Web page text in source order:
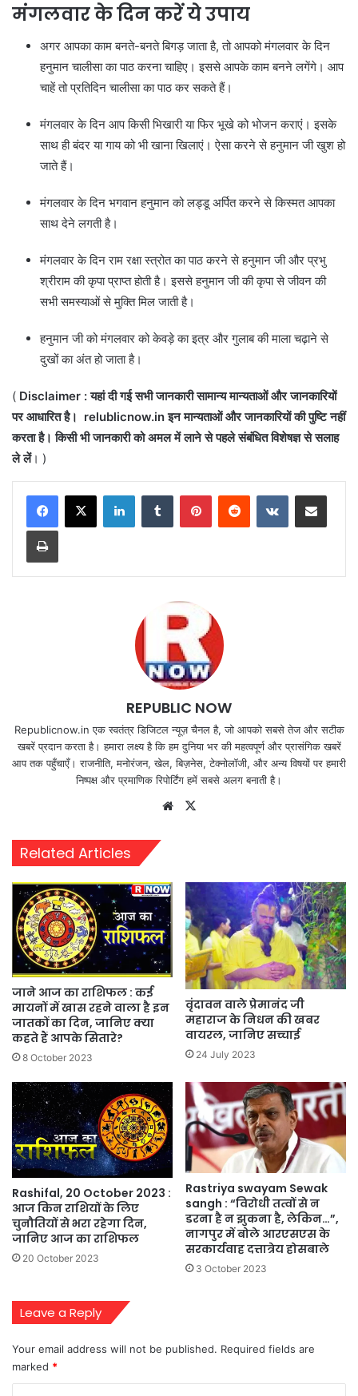
मंगलवार के दिन करें ये उपाय
अगर आपका काम बनते-बनते बिगड़ जाता है, तो आपको मंगलवार के दिन
हनुमान चालीसा का पाठ करना चाहिए। इससे आपके काम बनने लगेंगे। आप
चाहें तो प्रतिदिन चालीसा का पाठ कर सकते हैं।
मंगलवार के दिन आप किसी भिखारी या फिर भूखे को भोजन कराएं। इसके
साथ ही बंदर या गाय को भी खाना खिलाएं। ऐसा करने से हनुमान जी खुश हो
जाते हैं।
मंगलवार के दिन भगवान हनुमान को लड्डू अर्पित करने से किस्मत आपका
साथ देने लगती है।
मंगलवार के दिन राम रक्षा स्त्रोत का पाठ करने से हनुमान जी और प्रभु
श्रीराम की कृपा प्राप्त होती है। इससे हनुमान जी की कृपा से जीवन की
सभी समस्याओं से मुक्ति मिल जाती है।
हनुमान जी को मंगलवार को केवड़े का इत्र और गुलाब की माला चढ़ाने से
दुखों का अंत हो जाता है।
( Disclaimer : यहां दी गई सभी जानकारी सामान्य मान्यताओं और जानकारियों
पर आधारित है। relublicnow.in इन मान्यताओं और जानकारियों की पुष्टि नहीं
करता है। किसी भी जानकारी को अमल में लाने से पहले संबंधित विशेषज्ञ से सलाह
ले लें। )
LinkedInTumblr PinterestReddit VKontakteShare via Email
Print
REPUBLIC NOW
Republicnow.in एक स्वतंत्र डिजिटल न्यूज़ चैनल है, जो आपको सबसे तेज और सटीक
खबरें प्रदान करता है। हमारा लक्ष्य है कि हम दुनिया भर की महत्वपूर्ण और प्रासंगिक खबरें
आप तक पहुँचाएँ। राजनीति, मनोरंजन, खेल, बिज़नेस, टेक्नोलॉजी, और अन्य विषयों पर हमारी
निष्पक्ष और प्रमाणिक रिपोर्टिंग हमें सबसे अलग बनाती है।
Website
Related Articles
जाने आज का राशिफल : कई
मायनों में खास रहने वाला है इन
जातकों का दिन, जानिए क्या
कहते हैं आपके सितारे?
8 October 2023
वृंदावन वाले प्रेमानंद जी
महाराज के निधन की खबर
वायरल, जानिए सच्चाई
24 July 2023
Rashifal, 20 October 2023 :
आज किन राशियों के लिए
चुनौतियों से भरा रहेगा दिन,
जानिए आज का राशिफल
20 October 2023
Rastriya swayam Sewak
sangh : “विरोधी तत्वों से न
डरना है न झुकना है, लेकिन…”,
नागपुर में बोले आरएसएस के
सरकार्यवाह दत्तात्रेय होसबाले
3 October 2023
Leave a Reply
Your email address will not be published. Required fields are
marked *